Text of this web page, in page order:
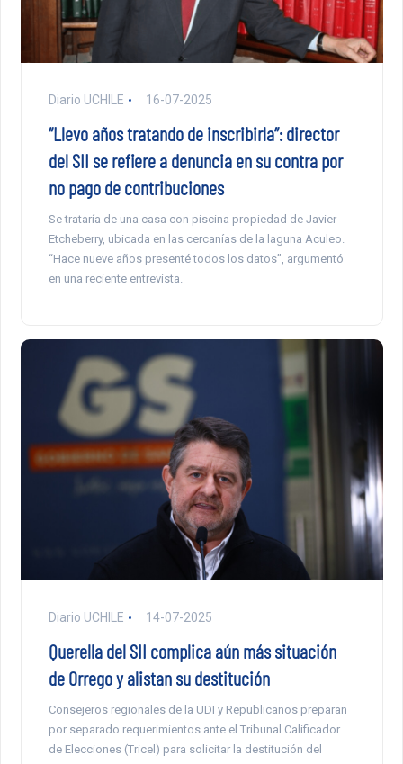
Diario UCHILE 16-07-2025
“Llevo años tratando de inscribirla”: director
del SII se refiere a denuncia en su contra por
no pago de contribuciones
Se trataría de una casa con piscina propiedad de Javier
Etcheberry, ubicada en las cercanías de la laguna Aculeo.
“Hace nueve años presenté todos los datos”, argumentó
en una reciente entrevista.
Diario UCHILE 14-07-2025
Querella del SII complica aún más situación
de Orrego y alistan su destitución
Consejeros regionales de la UDI y Republicanos preparan
por separado requerimientos ante el Tribunal Calificador
de Elecciones (Tricel) para solicitar la destitución del